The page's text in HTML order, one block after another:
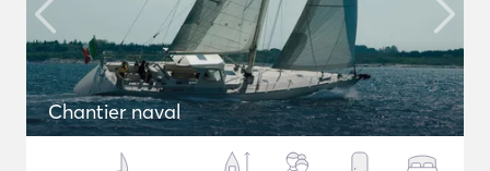
Chantier naval